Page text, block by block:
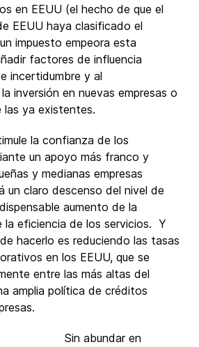
en EEUU (el hecho de que el
EEUU haya clasificado el
impuesto empeora esta
factores de influencia
incertidumbre y al
inversión en nuevas empresas o
las ya existentes.
la confianza de los
un apoyo más franco y
y medianas empresas
un claro descenso del nivel de
aumento de la
eficiencia de los servicios. Y
hacerlo es reduciendo las tasas
en los EEUU, que se
entre las más altas del
amplia política de créditos
Sin abundar en